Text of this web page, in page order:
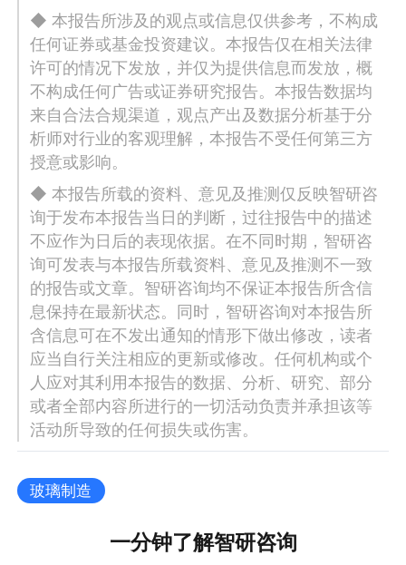
◆ 本报告所涉及的观点或信息仅供参考，不构成
任何证券或基金投资建议。本报告仅在相关法律
许可的情况下发放，并仅为提供信息而发放，概
不构成任何广告或证券研究报告。本报告数据均
来自合法合规渠道，观点产出及数据分析基于分
析师对行业的客观理解，本报告不受任何第三方
授意或影响。
◆ 本报告所载的资料、意见及推测仅反映智研咨
询于发布本报告当日的判断，过往报告中的描述
不应作为日后的表现依据。在不同时期，智研咨
询可发表与本报告所载资料、意见及推测不一致
的报告或文章。智研咨询均不保证本报告所含信
息保持在最新状态。同时，智研咨询对本报告所
含信息可在不发出通知的情形下做出修改，读者
应当自行关注相应的更新或修改。任何机构或个
人应对其利用本报告的数据、分析、研究、部分
或者全部内容所进行的一切活动负责并承担该等
活动所导致的任何损失或伤害。
玻璃制造
一分钟了解智研咨询